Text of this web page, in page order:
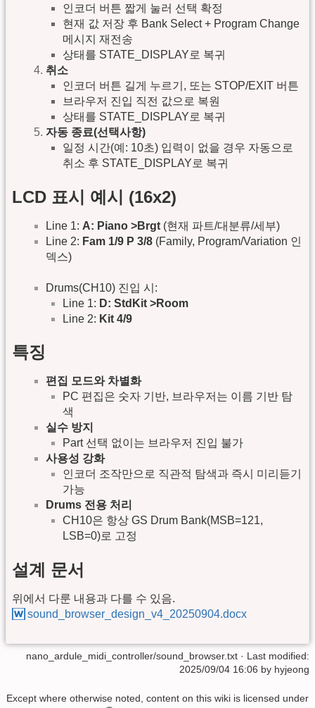
인코더 버튼 짧게 눌러 선택 확정
현재 값 저장 후 Bank Select + Program Change
메시지 재전송
상태를 STATE_DISPLAY로 복귀
취소
인코더 버튼 길게 누르기, 또는 STOP/EXIT 버튼
브라우저 진입 직전 값으로 복원
상태를 STATE_DISPLAY로 복귀
자동 종료(선택사항)
일정 시간(예: 10초) 입력이 없을 경우 자동으로
취소 후 STATE_DISPLAY로 복귀
LCD 표시 예시 (16x2)
Line 1: A: Piano >Brgt (현재 파트/대분류/세부)
Line 2: Fam 1/9 P 3/8 (Family, Program/Variation 인
덱스)
Drums(CH10) 진입 시:
Line 1: D: StdKit >Room
Line 2: Kit 4/9
특징
편집 모드와 차별화
PC 편집은 숫자 기반, 브라우저는 이름 기반 탐
색
실수 방지
Part 선택 없이는 브라우저 진입 불가
사용성 강화
인코더 조작만으로 직관적 탐색과 즉시 미리듣기
가능
Drums 전용 처리
CH10은 항상 GS Drum Bank(MSB=121,
LSB=0)로 고정
설계 문서
위에서 다룬 내용과 다를 수 있음.
sound_browser_design_v4_20250904.docx
nano_ardule_midi_controller/sound_browser.txt · Last modified:
2025/09/04 16:06 by hyjeong
Except where otherwise noted, content on this wiki is licensed under